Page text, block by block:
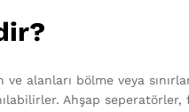
alanları bölme veya
Ahşap seperatörler,